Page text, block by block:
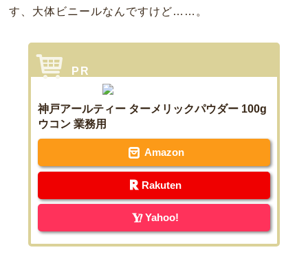
す、大体ビニールなんですけど……。
神戸アールティー ターメリックパウダー 100g
ウコン 業務用
Amazon
Rakuten
Yahoo!